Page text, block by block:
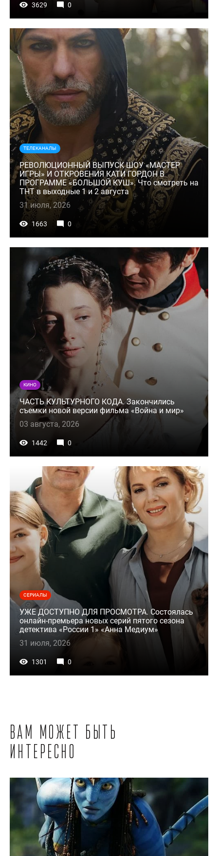
3629 0
ТЕЛЕКАНАЛЫ
РЕВОЛЮЦИОННЫЙ ВЫПУСК ШОУ «МАСТЕР
ИГРЫ» И ОТКРОВЕНИЯ КАТИ ГОРДОН В
ПРОГРАММЕ «БОЛЬШОЙ КУШ». Что смотреть на
ТНТ в выходные 1 и 2 августа
31 июля, 2026
1663 0
КИНО
ЧАСТЬ КУЛЬТУРНОГО КОДА. Закончились
съемки новой версии фильма «Война и мир»
03 августа, 2026
1442 0
СЕРИАЛЫ
УЖЕ ДОСТУПНО ДЛЯ ПРОСМОТРА. Состоялась
онлайн-премьера новых серий пятого сезона
детектива «России 1» «Анна Медиум»
31 июля, 2026
1301 0
Вам может быть
интересно